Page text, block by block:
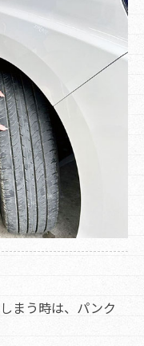
まう時は、パンク